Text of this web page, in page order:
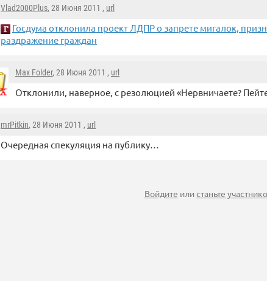
Vlad2000Plus, 28 Июня 2011 , url
Госдума отклонила проект ЛДПР о запрете мигалок,
раздражение граждан
Max Folder, 28 Июня 2011 , url
Отклонили, наверное, с резолюцией «Нервничаете?
mrPitkin, 28 Июня 2011 , url
Очередная спекуляция на публику…
Войдите илистаньте